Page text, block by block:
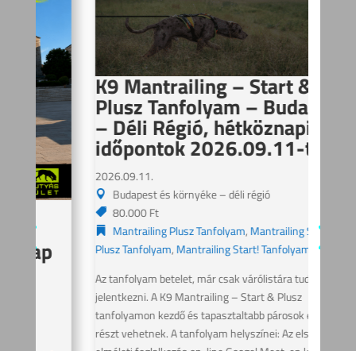
K9 Mantrailing – Start &
Plusz Tanfolyam – Budapest
– Déli Régió, hétköznapi
időpontok 2026.09.11-től
2026.09.11.
Budapest és környéke – déli régió
80.000 Ft
Mantrailing Plusz Tanfolyam,Mantrailing Start &
Plusz Tanfolyam,Mantrailing Start! Tanfolyam
Az tanfolyam betelet, már csak várólistára tudtok
jelentkezni. A K9 Mantrailing – Start & Plusz
tanfolyamon kezdő és tapasztaltabb párosok egyaránt
részt vehetnek. A tanfolyam helyszínei: Az első